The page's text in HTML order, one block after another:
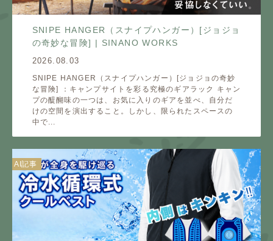
SNIPE HANGER（スナイプハンガー）[ジョジョ
の奇妙な冒険] | SINANO WORKS
2026.08.03
SNIPE HANGER（スナイプハンガー）[ジョジョの奇妙
な冒険] ：キャンプサイトを彩る究極のギアラック キャン
プの醍醐味の一つは、お気に入りのギアを並べ、自分だ
けの空間を演出すること。しかし、限られたスペースの
中で...
AI記事